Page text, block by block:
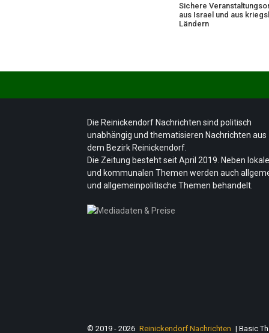
Sichere
aus Israel und aus
Ländern
Die Reinickendorf Nachrichten sind politisch
unabhängig und thematisieren Nachrichten aus
dem Bezirk Reinickendorf.
Die Zeitung besteht seit April 2019. Neben
und kommunalen Themen werden auch
und allgemeinpolitische Themen behandelt.
© 2019 - 2026 Reinickendorf Nachrichten | Basic